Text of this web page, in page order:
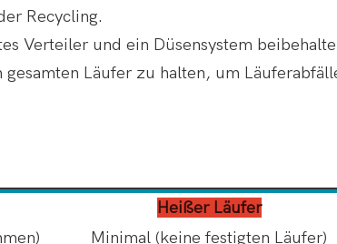
Recycling.
Verteiler und ein Düsensystem
Läufer zu halten, um
Heißer Läufer
Minimal (keine festigten Läufer)